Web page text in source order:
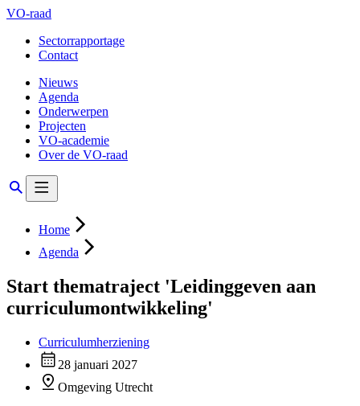
VO-raad
Sectorrapportage
Contact
Nieuws
Agenda
Onderwerpen
Projecten
VO-academie
Over de VO-raad
Home
Agenda
Start thematraject 'Leidinggeven aan
curriculumontwikkeling'
Curriculumherziening
28 januari 2027
Omgeving Utrecht